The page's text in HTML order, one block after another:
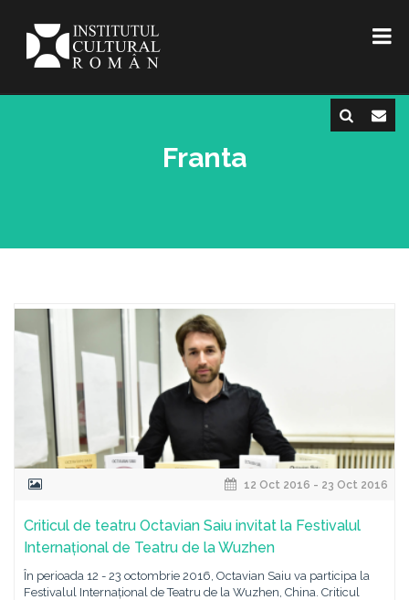
Franta
12 Oct 2016 - 23 Oct 2016
Criticul de teatru Octavian Saiu invitat la Festivalul
Internațional de Teatru de la Wuzhen
În perioada 12 - 23 octombrie 2016, Octavian Saiu va participa la
Festivalul Internațional de Teatru de la Wuzhen, China. Criticul